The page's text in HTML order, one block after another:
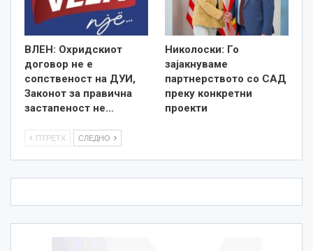
ВЛЕН: Охридскиот
договор не е
сопственост на ДУИ,
Законот за правична
застапеност не…
Николоски: Го
зајакнуваме
партнерството со САД
преку конкретни
проекти
ПТРЕТХ СЛЕДНО